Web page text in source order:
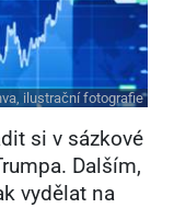
ilustrační fotografie
si v sázkové
Dalším,
vydělat na